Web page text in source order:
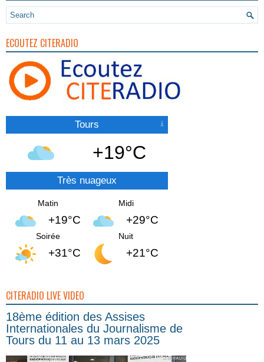
ECOUTEZ CITERADIO
Tours
+19°C
Très nuageux
Matin
+19°C
Midi
+29°C
Soirée
+31°C
Nuit
+21°C
CITERADIO LIVE VIDEO
18ème édition des Assises
Internationales du Journalisme de
Tours du 11 au 13 mars 2025